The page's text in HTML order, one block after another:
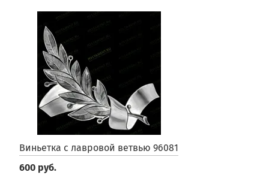
Виньетка с лавровой ветвью 96081
600 руб.